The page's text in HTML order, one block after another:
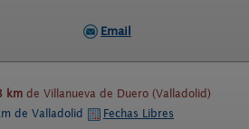
Email
km de Villanueva de Duero (Valladolid)
de Valladolid
Fechas Libres